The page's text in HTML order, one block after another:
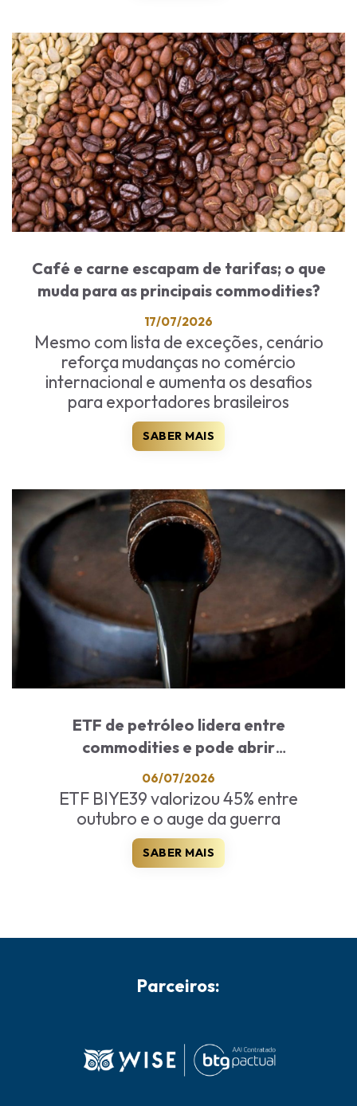
Café e carne escapam de tarifas; o que
muda para as principais commodities?
17/07/2026
Mesmo com lista de exceções, cenário
reforça mudanças no comércio
internacional e aumenta os desafios
para exportadores brasileiros
SABER MAIS
ETF de petróleo lidera entre
commodities e pode abrir
oportunidades após guerra
06/07/2026
ETF BIYE39 valorizou 45% entre
outubro e o auge da guerra
SABER MAIS
Parceiros: